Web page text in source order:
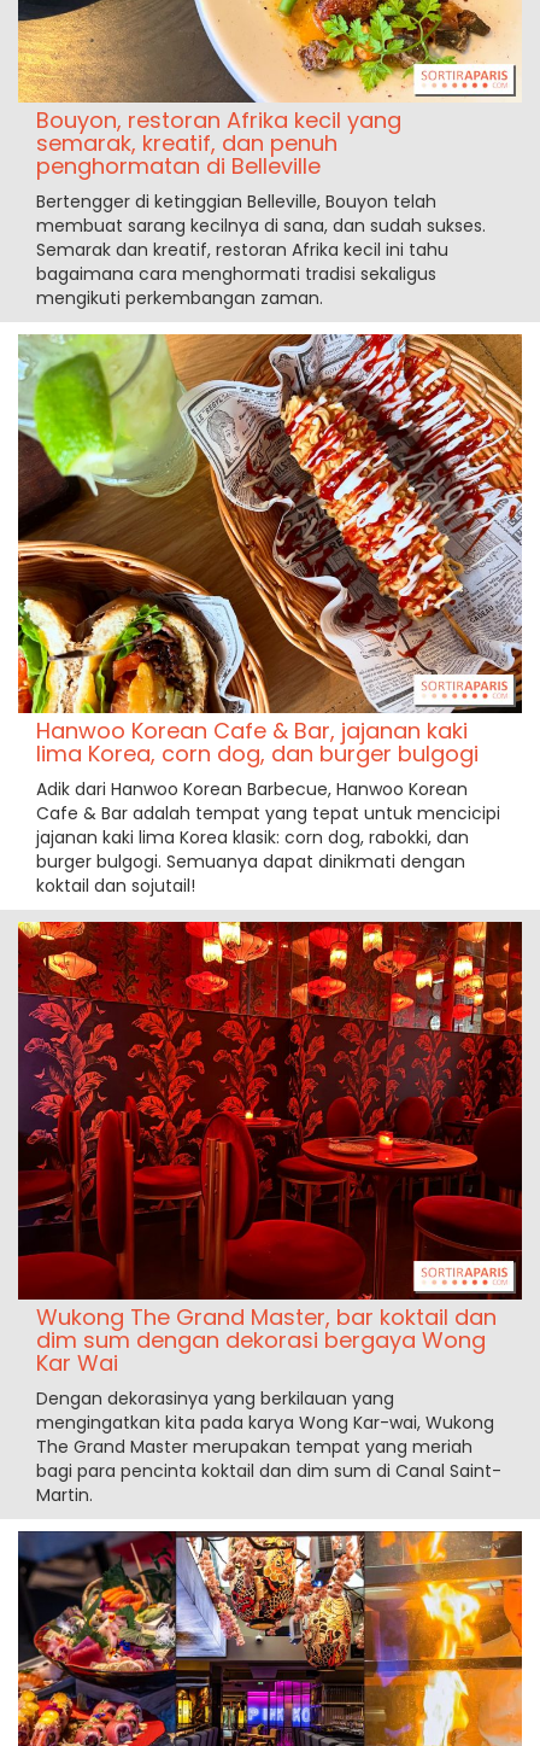
Bouyon, restoran Afrika kecil yang
semarak, kreatif, dan penuh
penghormatan di Belleville
Bertengger di ketinggian Belleville, Bouyon telah
membuat sarang kecilnya di sana, dan sudah sukses.
Semarak dan kreatif, restoran Afrika kecil ini tahu
bagaimana cara menghormati tradisi sekaligus
mengikuti perkembangan zaman.
Hanwoo Korean Cafe & Bar, jajanan kaki
lima Korea, corn dog, dan burger bulgogi
Adik dari Hanwoo Korean Barbecue, Hanwoo Korean
Cafe & Bar adalah tempat yang tepat untuk mencicipi
jajanan kaki lima Korea klasik: corn dog, rabokki, dan
burger bulgogi. Semuanya dapat dinikmati dengan
koktail dan sojutail!
Wukong The Grand Master, bar koktail dan
dim sum dengan dekorasi bergaya Wong
Kar Wai
Dengan dekorasinya yang berkilauan yang
mengingatkan kita pada karya Wong Kar-wai, Wukong
The Grand Master merupakan tempat yang meriah
bagi para pencinta koktail dan dim sum di Canal Saint-
Martin.